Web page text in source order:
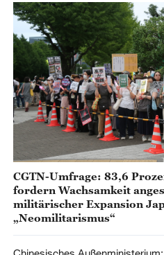
CGTN-Umfrage: 83,6
fordern Wachsamkeit
militärischer Expansion
„Neomilitarismus“